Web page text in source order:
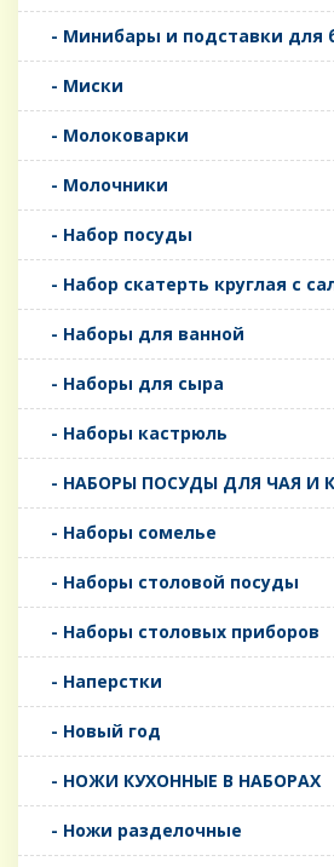
- Минибары и подставки для
- Миски
- Молоковарки
- Молочники
- Набор посуды
- Набор скатерть круглая с
- Наборы для ванной
- Наборы для сыра
- Наборы кастрюль
- НАБОРЫ ПОСУДЫ ДЛЯ ЧАЯ И
- Наборы сомелье
- Наборы столовой посуды
- Наборы столовых приборов
- Наперстки
- Новый год
- НОЖИ КУХОННЫЕ В НАБОРАХ
- Ножи разделочные